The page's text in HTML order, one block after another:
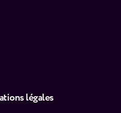
légales